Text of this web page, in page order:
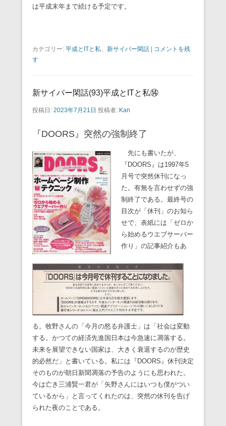
は平成末年まで続ける予定です。
カテゴリー: 平成とITと私、 新サイバー閑話
コメントを残
す
新サイバー閑話(93)平成とITと私⑭
投稿日: 2023年7月21日 投稿者: Kan
『DOORS』突然の強制終了
先にも書いたが、
『DOORS』は1997年5
月号で突然休刊になっ
た。有無を言わせずの強
制終了である。最終号の
目次が「休刊」のお知ら
せで、表紙には「ゼロか
ら始めるウエブサーバー
作り」の記事紹介もあ
る。牧野さんの「今月の怒る弁護士」は「社会は変動
する。かつての経済先進国日本は今急速に凋落する。
未来を展望できない国家は、大きく衰退するのが歴史
的必然だ」と書いている。私には『DOORS』休刊決定
そのものが朝日新聞凋落の予告のようにも思われた。
今は亡き三浦賢一君が「矢野さんにはいつも僕がつい
ているから」と言ってくれたのは、突然の休刊を告げ
られた夜のことである。